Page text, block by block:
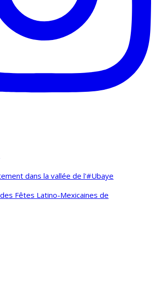
dans la vallée de l'#Ubaye
Fêtes Latino-Mexicaines de